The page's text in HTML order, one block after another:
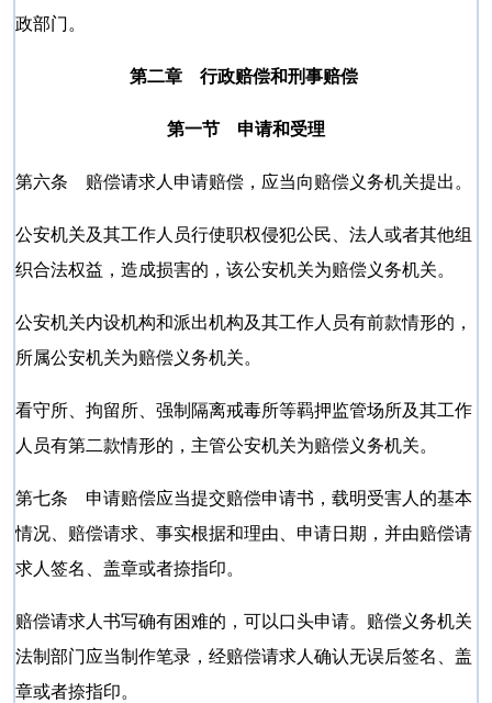
政部门。
第二章 行政赔偿和刑事赔偿
第一节 申请和受理
第六条 赔偿请求人申请赔偿，应当向赔偿义务机关提出。
公安机关及其工作人员行使职权侵犯公民、法人或者其他组
织合法权益，造成损害的，该公安机关为赔偿义务机关。
公安机关内设机构和派出机构及其工作人员有前款情形的，
所属公安机关为赔偿义务机关。
看守所、拘留所、强制隔离戒毒所等羁押监管场所及其工作
人员有第二款情形的，主管公安机关为赔偿义务机关。
第七条 申请赔偿应当提交赔偿申请书，载明受害人的基本
情况、赔偿请求、事实根据和理由、申请日期，并由赔偿请
求人签名、盖章或者捺指印。
赔偿请求人书写确有困难的，可以口头申请。赔偿义务机关
法制部门应当制作笔录，经赔偿请求人确认无误后签名、盖
章或者捺指印。